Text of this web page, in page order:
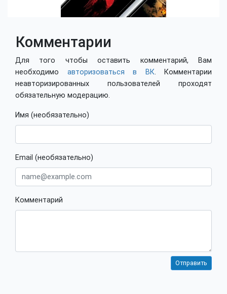
Комментарии
Для того чтобы оставить комментарий, Вам
необходимо авторизоваться в ВК. Комментарии
неавторизированных пользователей проходят
обязательную модерацию.
Имя (необязательно)
Email (необязательно)
Комментарий